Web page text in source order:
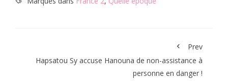
Prev
Hapsatou Sy accuse Hanouna de non-assistance à
personne en danger !